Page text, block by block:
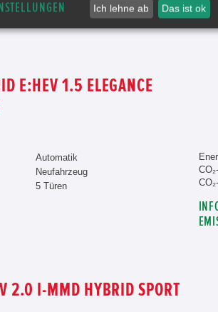
E:HEV 1.5 ELEGANCE
Automatik
Neufahrzeug
5 Türen
2.0 I-MMD HYBRID SPORT
Ich lehne ab Das ist ok